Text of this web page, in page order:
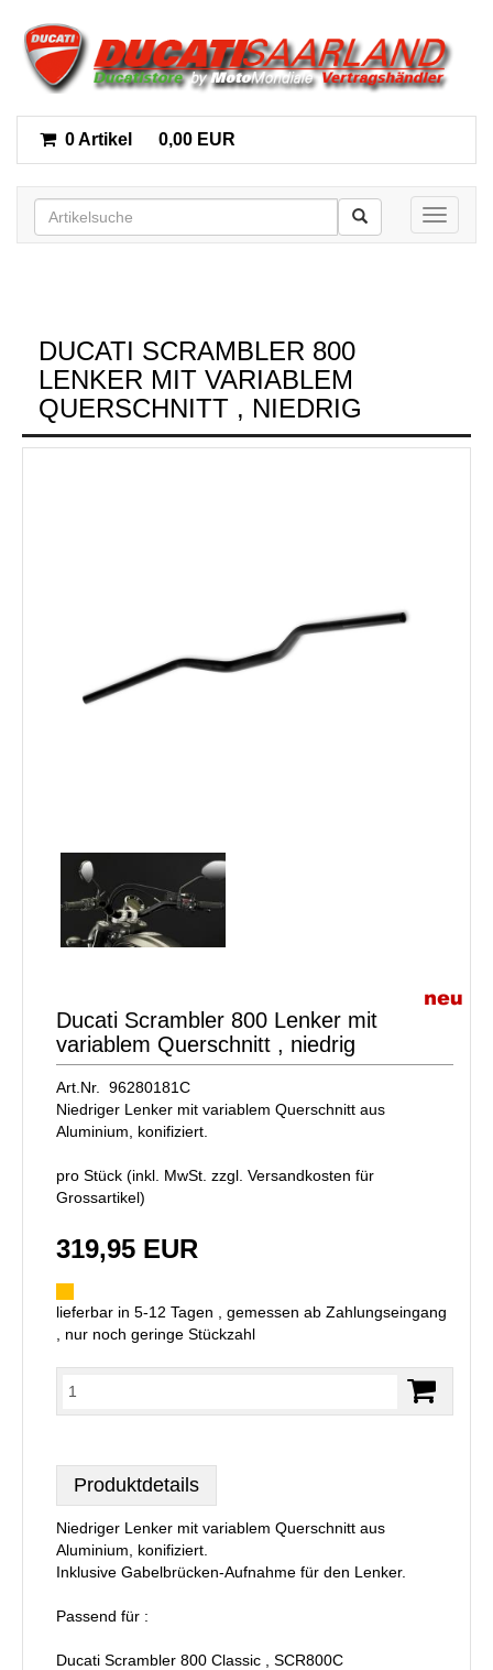
0 Artikel 0,00 EUR
Toggle
DUCATI SCRAMBLER 800
LENKER MIT VARIABLEM
QUERSCHNITT , NIEDRIG
Ducati Scrambler 800 Lenker mit
variablem Querschnitt , niedrig
Art.Nr. 96280181C
Niedriger Lenker mit variablem Querschnitt aus
Aluminium, konifiziert.
pro Stück (inkl. MwSt. zzgl. Versandkosten für
Grossartikel)
319,95 EUR
lieferbar in 5-12 Tagen , gemessen ab Zahlungseingang
, nur noch geringe Stückzahl
Produktdetails
Niedriger Lenker mit variablem Querschnitt aus
Aluminium, konifiziert.
Inklusive Gabelbrücken-Aufnahme für den Lenker.
Passend für :
Ducati Scrambler 800 Classic , SCR800C